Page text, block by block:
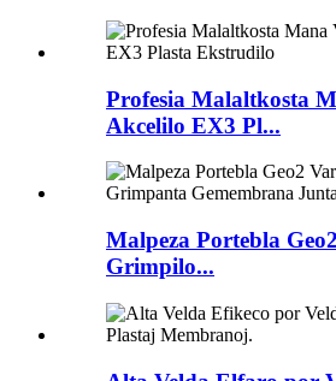
Profesia Malaltkosta
Akcelilo EX3 Pl...
Malpeza Portebla
Grimpilo...